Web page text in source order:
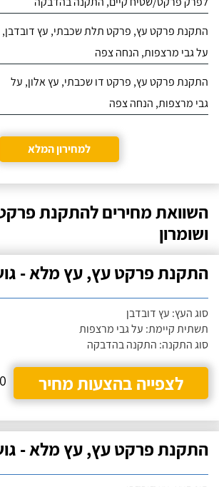
התקנת פרקט עץ, פרקט תלת שכבתי, עץ דובדבן,
על גבי מרצפות, הנחה צפה
התקנת פרקט עץ, פרקט דו שכבתי, עץ אלון, על
גבי מרצפות, הנחה צפה
למחירון המלא
השוואת מחירים להתקנת
ושומרון
התקנת פרקט עץ, עץ מלא -
סוג העץ: עץ דובדבן
תשתית קיימת: על גבי מרצפות
סוג התקנה: התקנה בהדבקה
לצפייה בהצעות מחיר
0 הצעות מחיר
התקנת פרקט עץ, עץ מלא -